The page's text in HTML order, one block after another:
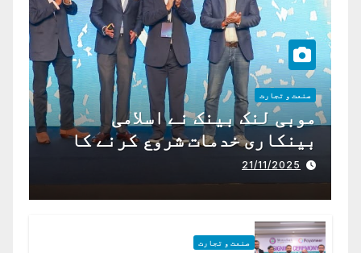
صنعت و تجارت
موبی لنک بینک نے اسلامی
بینکاری خدمات شروع کرنے کا
اعلان کیا ہے،
21/11/2025
صنعت و تجارت